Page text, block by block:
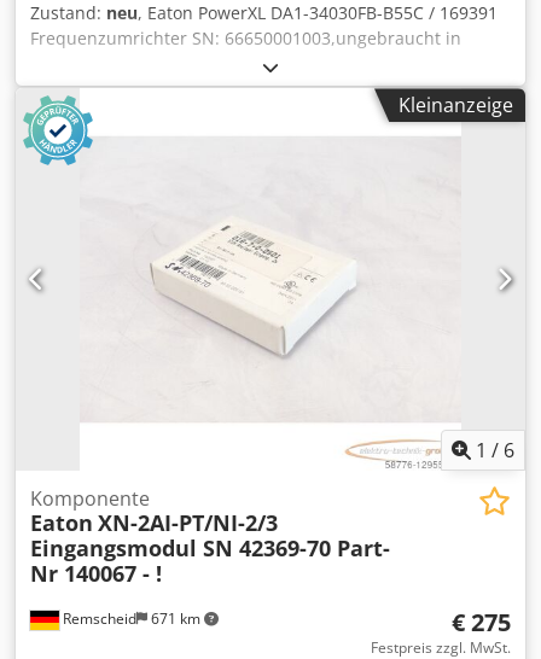
Zustand: neu, Eaton PowerXL DA1-34030FB-B55C / 169391
Frequenzumrichter SN: 66650001003,ungebraucht in
geöffneter Originalverpackung, 100% funktionsfähig,
Lieferumfang gem. Fotos Dkedpjy Np Rdsfx Aqcjr
Kleinanzeige
1 / 6
Remscheid 671 km
Komponente
Eaton XN-2AI-PT/NI-2/3
Eingangsmodul SN 42369-70 Part-
Nr 140067 - !
€ 275
Festpreis zzgl. MwSt.